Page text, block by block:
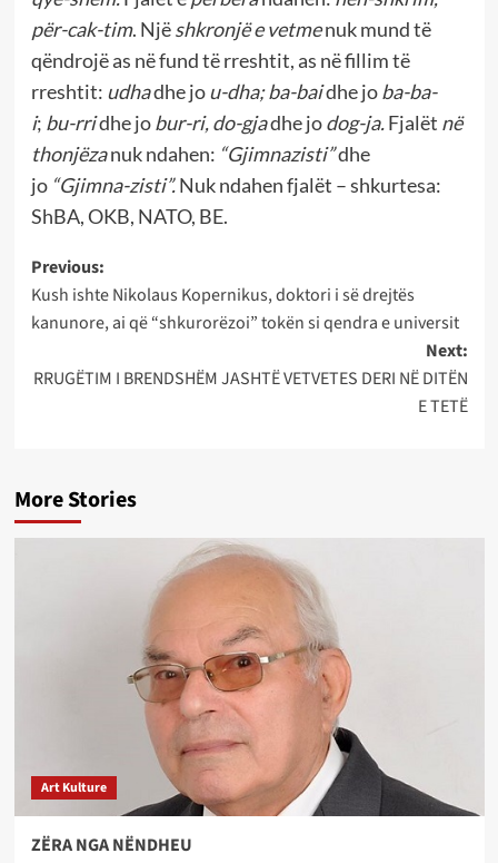
për-cak-tim. Njëshkronjë e vetmenuk mund të
qëndrojë as në fund të rreshtit, as në fillim të
rreshtit: udhadhe jou-dha; ba-baidhe joba-ba-
i; bu-rridhe jobur-ri, do-gjadhe jodog-ja.Fjalët në
thonjëzanuk ndahen: “Gjimnazisti”dhe
jo “Gjimna-zisti”.Nuk ndahen fjalët – shkurtesa:
ShBA, OKB, NATO, BE.
Post
navigation
Previous:
Kush ishte Nikolaus Kopernikus, doktori i së drejtës
kanunore, ai që “shkurorëzoi” tokën si qendra e universit
Next:
RRUGËTIM I BRENDSHËM JASHTË VETVETES DERI NË DITËN
E TETË
More Stories
Art Kulture
ZËRA NGA NËNDHEU